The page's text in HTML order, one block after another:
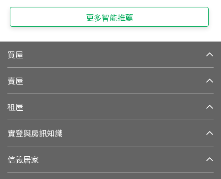
更多智能推薦
買屋
賣屋
租屋
實登與房訊知識
信義居家